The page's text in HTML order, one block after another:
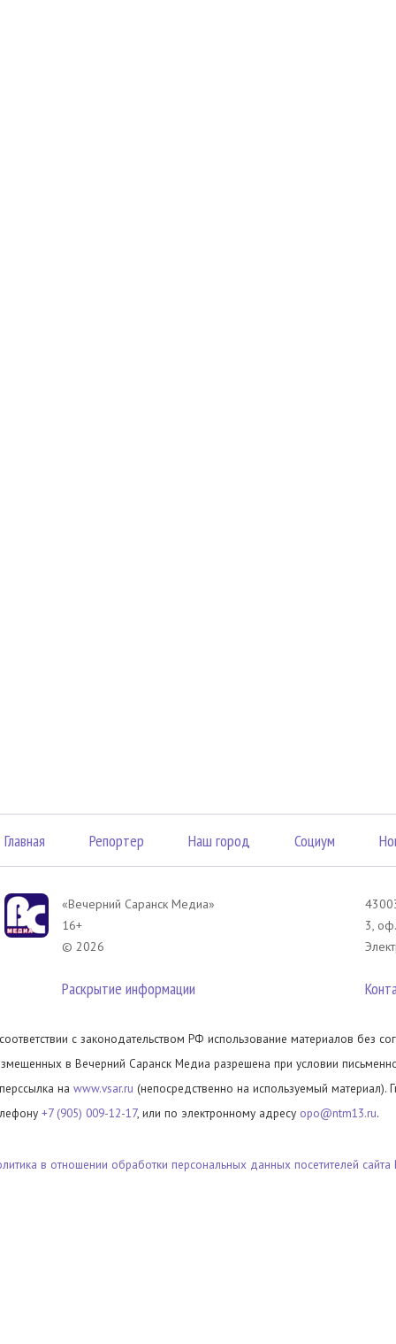
Главная Репортер Наш город Социум
«Вечерний Саранск Mедиа»
16+
© 2026
Раскрытие информации
3,
с законодательством РФ использование материалов без
в Вечерний Саранск Медиа разрешена при условии
на www.vsar.ru (непосредственно на используемый материал).
+7 (905) 009-12-17, или по электронному адресу opo@ntm13.ru.
в отношении обработки персональных данных посетителей